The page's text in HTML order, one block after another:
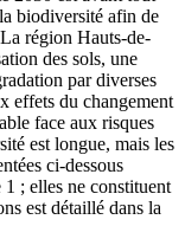
biodiversité afin de
région Hauts-de-
des sols, une
par diverses
effets du changement
face aux risques
est longue, mais les
ci-dessous
; elles ne constituent
est détaillé dans la